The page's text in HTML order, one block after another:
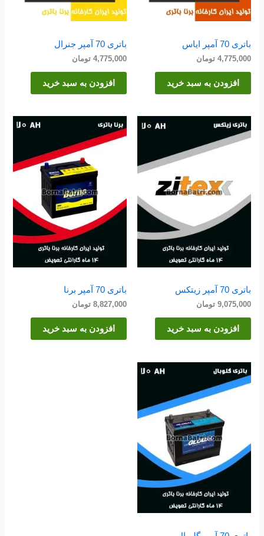
باتری 70 آمپر ایاس
4,775,000 تومان
افزودن به سبد خرید
باتری 70 آمپر جنرال
4,775,000 تومان
افزودن به سبد خرید
باتری 70 آمپر زیتکس
9,075,000 تومان
افزودن به سبد خرید
باتری 70 آمپر برنا
8,827,000 تومان
افزودن به سبد خرید